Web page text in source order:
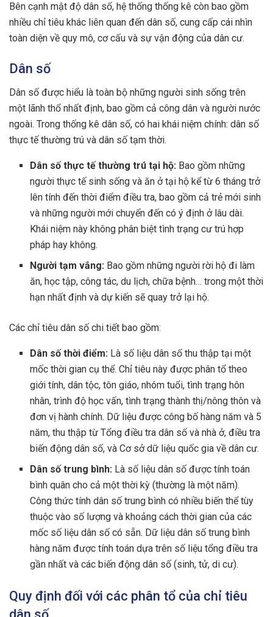
Bên cạnh mật độ dân số, hệ thống thống kê còn bao gồm
nhiều chỉ tiêu khác liên quan đến dân số, cung cấp cái nhìn
toàn diện về quy mô, cơ cấu và sự vận động của dân cư.
Dân số
Dân số được hiểu là toàn bộ những người sinh sống trên
một lãnh thổ nhất định, bao gồm cả công dân và người nước
ngoài. Trong thống kê dân số, có hai khái niệm chính: dân số
thực tế thường trú và dân số tạm thời.
Dân số thực tế thường trú tại hộ: Bao gồm những
người thực tế sinh sống và ăn ở tại hộ kể từ 6 tháng trở
lên tính đến thời điểm điều tra, bao gồm cả trẻ mới sinh
và những người mới chuyển đến có ý định ở lâu dài.
Khái niệm này không phân biệt tình trạng cư trú hợp
pháp hay không.
Người tạm vắng: Bao gồm những người rời hộ đi làm
ăn, học tập, công tác, du lịch, chữa bệnh… trong một thời
hạn nhất định và dự kiến sẽ quay trở lại hộ.
Các chỉ tiêu dân số chi tiết bao gồm:
Dân số thời điểm: Là số liệu dân số thu thập tại một
mốc thời gian cụ thể. Chỉ tiêu này được phân tổ theo
giới tính, dân tộc, tôn giáo, nhóm tuổi, tình trạng hôn
nhân, trình độ học vấn, tình trạng thành thị/nông thôn và
đơn vị hành chính. Dữ liệu được công bố hàng năm và 5
năm, thu thập từ Tổng điều tra dân số và nhà ở, điều tra
biến động dân số, và Cơ sở dữ liệu quốc gia về dân cư.
Dân số trung bình: Là số liệu dân số được tính toán
bình quân cho cả một thời kỳ (thường là một năm).
Công thức tính dân số trung bình có nhiều biến thể tùy
thuộc vào số lượng và khoảng cách thời gian của các
mốc số liệu dân số có sẵn. Dữ liệu dân số trung bình
hàng năm được tính toán dựa trên số liệu tổng điều tra
gần nhất và các biến động dân số (sinh, tử, di cư).
Quy định đối với các phân tổ của chỉ tiêu